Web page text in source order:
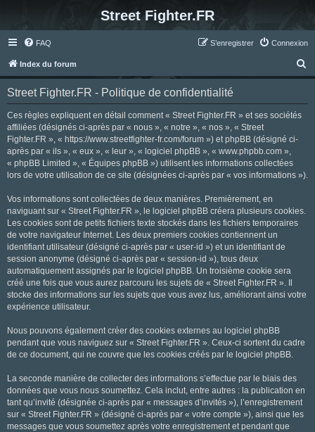
Street Fighter.FR
FAQ Connexion
S’enregistrer
Index du forum
e
Street Fighter.FR - Politique de confidentialité
Ces règles expliquent en détail comment « Street Fighter.FR » et ses sociétés
affiliées (désignés ci-après par « nous », « notre », « nos », « Street
Fighter.FR », « https://www.streetfighter-fr.com/forum ») et phpBB (désigné ci-
après par « ils », « eux », « leur », « logiciel phpBB », « www.phpbb.com »,
« phpBB Limited », « Équipes phpBB ») utilisent les informations collectées
lors de votre utilisation de ce site (désignées ci-après par « vos informations »).
Vos informations sont collectées de deux manières. Premièrement, en
naviguant sur « Street Fighter.FR », le logiciel phpBB créera plusieurs cookies.
Les cookies sont de petits fichiers texte stockés dans les fichiers temporaires
de votre navigateur Internet. Les deux premiers cookies contiennent un
identifiant utilisateur (désigné ci-après par « user-id ») et un identifiant de
session anonyme (désigné ci-après par « session-id »), tous deux
automatiquement assignés par le logiciel phpBB. Un troisième cookie sera
créé une fois que vous aurez parcouru les sujets de « Street Fighter.FR ». Il
stocke des informations sur les sujets que vous avez lus, améliorant ainsi votre
expérience utilisateur.
Nous pouvons également créer des cookies externes au logiciel phpBB
pendant que vous naviguez sur « Street Fighter.FR ». Ceux-ci sortent du cadre
de ce document, qui ne couvre que les cookies créés par le logiciel phpBB.
La seconde manière de collecter des informations s’effectue par le biais des
données que vous nous soumettez. Cela inclut, entre autres : la publication en
tant qu’invité (désignée ci-après par « messages d’invités »), l’enregistrement
sur « Street Fighter.FR » (désigné ci-après par « votre compte »), ainsi que les
messages que vous soumettez après votre enregistrement et pendant que